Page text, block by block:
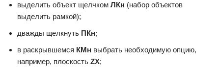
выделить объект щелчком ЛКн (набор объектов
выделить рамкой);
дважды щелкнуть ПКн;
в раскрывшемся КМн выбрать необходимую опцию,
например, плоскость ZX;